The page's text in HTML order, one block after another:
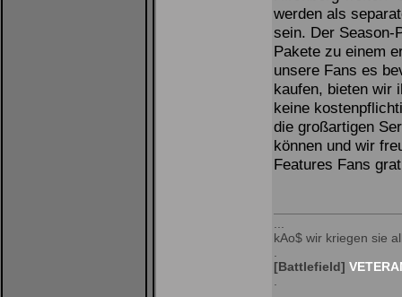
werden als
sein. Der Season-
Pakete zu einem
unsere Fans es
kaufen, bieten wir
keine
die großartigen
können und wir
Features Fans
kAo$ wir kriegen sie
[Battlefield]